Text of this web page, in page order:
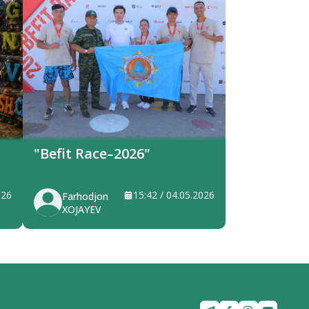
"Befit Race–2026"
Farhodjon
XOJAYEV
15:42 / 04.05.2026